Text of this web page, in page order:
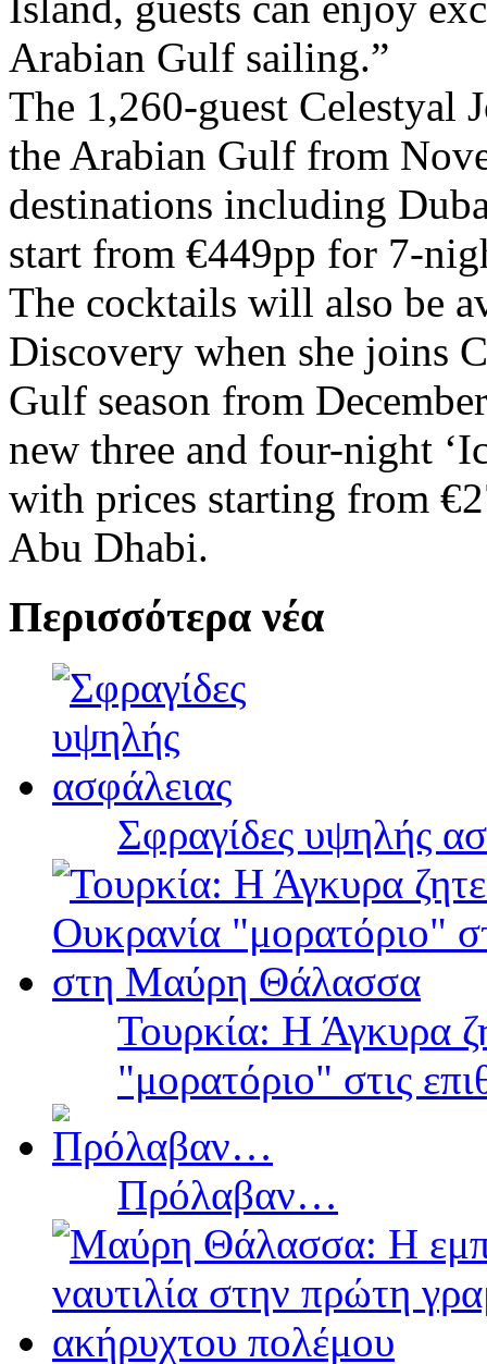
Arabian Gulf sailing.”
The 1,260-guest Celestyal
the Arabian Gulf from
destinations including
start from €449pp for 7-
The cocktails will also be
Discovery when she joins
Gulf season from
new three and four-night
with prices starting from
Abu Dhabi.
Περισσότερα νέα
Σφραγίδες υψηλής
Τουρκία: Η Άγκυρα
"μορατόριο" στις
Πρόλαβαν…